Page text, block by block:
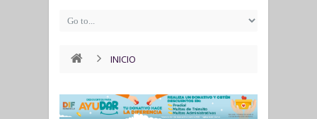
INICIO